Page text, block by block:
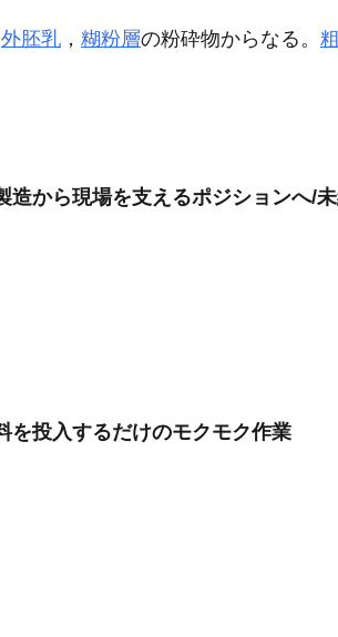
外胚乳 ， 糊粉層の粉砕物からなる。
から現場を支えるポジションへ/
を投入するだけのモクモク作業